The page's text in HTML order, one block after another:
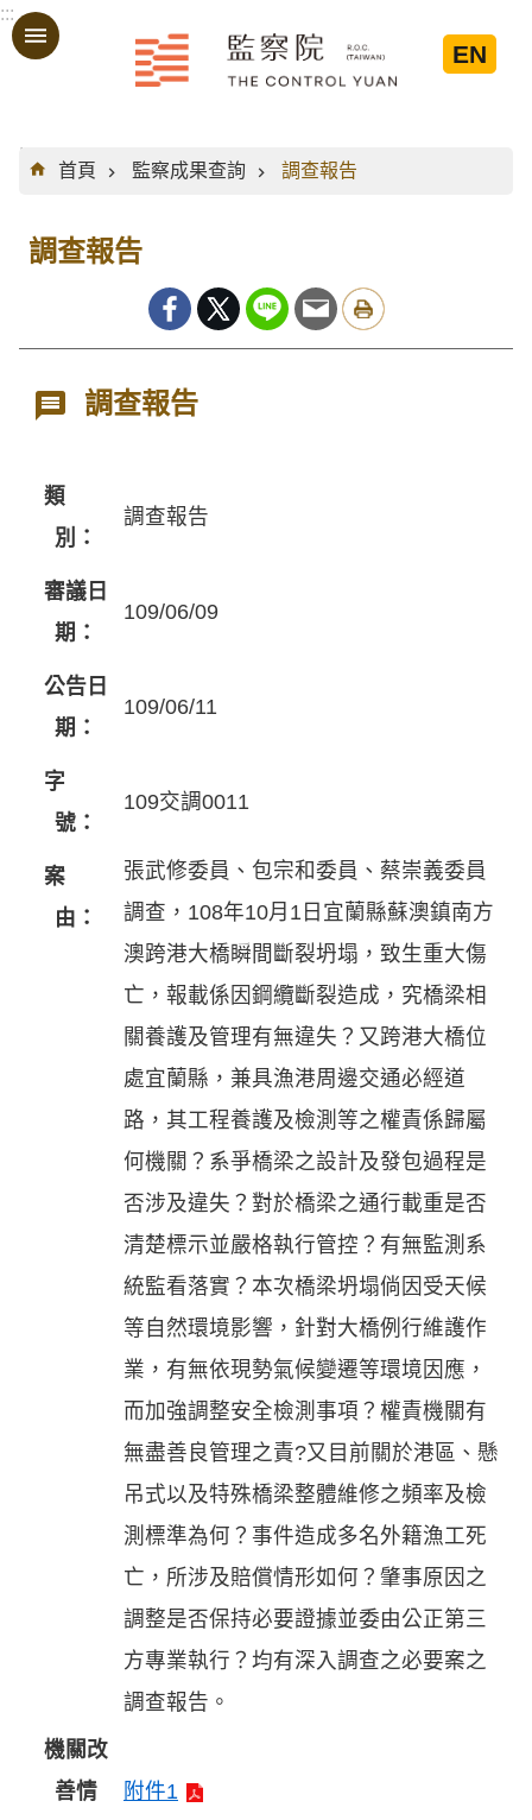
跳到主要內容區塊
:::
EN
:::
首頁
監察成果查詢 調查報告
調查報告
調查報告
類
別：
調查報告
審議日
期：
109/06/09
公告日
期：
109/06/11
字
號：
109交調0011
案
由：
張武修委員、包宗和委員、蔡崇義委員
調查，108年10月1日宜蘭縣蘇澳鎮南方
澳跨港大橋瞬間斷裂坍塌，致生重大傷
亡，報載係因鋼纜斷裂造成，究橋梁相
關養護及管理有無違失？又跨港大橋位
處宜蘭縣，兼具漁港周邊交通必經道
路，其工程養護及檢測等之權責係歸屬
何機關？系爭橋梁之設計及發包過程是
否涉及違失？對於橋梁之通行載重是否
清楚標示並嚴格執行管控？有無監測系
統監看落實？本次橋梁坍塌倘因受天候
等自然環境影響，針對大橋例行維護作
業，有無依現勢氣候變遷等環境因應，
而加強調整安全檢測事項？權責機關有
無盡善良管理之責?又目前關於港區、懸
吊式以及特殊橋梁整體維修之頻率及檢
測標準為何？事件造成多名外籍漁工死
亡，所涉及賠償情形如何？肇事原因之
調整是否保持必要證據並委由公正第三
方專業執行？均有深入調查之必要案之
調查報告。
機關改
善情
附件1